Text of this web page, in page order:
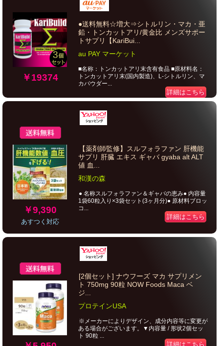
￥19374
●送料無料☆増大⇒シトルリン・マカ・亜
鉛・トンカットアリ/黄金比 メンズサポー
トサプリ【KariBui...
au PAY マーケット
■名称：トンカットアリ末含有食品 ■原材料名：
トンカットアリ末(国内製造)、L-シトルリン、マ
カパウダー...
詳細はこちら
￥9,390
あすつく対応
【薬剤師監修】スルフォラファン 肝機能
サプリ 肝臓 エキス ギャバ gyaba alt ALT
値 血...
和漢の森
● 名称スルフォラファン＆ギャバの恵み● 内容量
1袋60粒入り×3袋セット(3ヶ月分)● 原材料ブロッ
コ...
詳細はこちら
[2個セット] ナウフーズ マカ サプリメン
ト 750mg 90粒 NOW Foods Maca ベ
ジ...
プロテインUSA
※メーカーによりデザイン、成分内容等に変更が
ある場合がございます。▼内容量 / 形状2個セッ
ト 90粒 ...
詳細はこちら